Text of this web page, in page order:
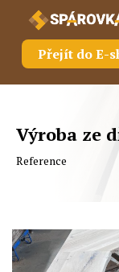
Přejít do E-
Výroba ze
Reference